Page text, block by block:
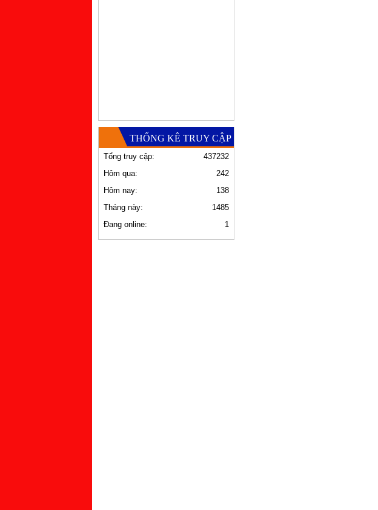
THỐNG KÊ TRUY CẬP
437232
Tổng truy cập:
242
Hôm qua:
138
Hôm nay:
1485
Tháng này:
1
Đang online: